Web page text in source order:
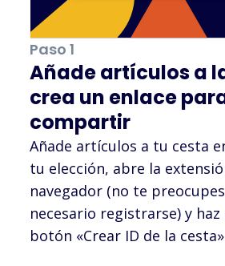
Paso 1
Añade artículos a
crea un enlace
compartir
Añade artículos a tu cesta
tu elección, abre la
navegador (no te
necesario registrarse) y haz
botón «Crear ID de la